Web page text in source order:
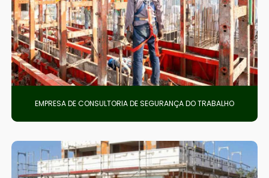
EMPRESA DE CONSULTORIA DE SEGURANÇA DO TRABALHO